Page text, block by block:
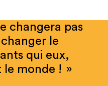
changera pas
le
qui eux,
monde ! »